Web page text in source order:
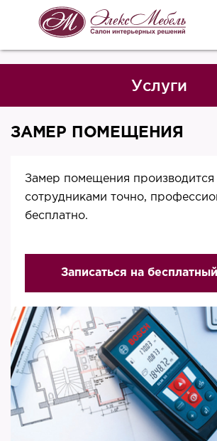
Услуги
ЗАМЕР ПОМЕЩЕНИЯ
Замер помещения
сотрудниками точно,
бесплатно.
Записаться на